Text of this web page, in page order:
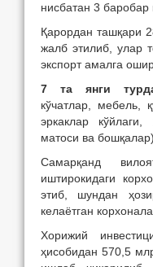
нисбатан 3 баробар
Қарордан ташқари
жалб этилиб, улар
экспорт амалга
7 та янги
кўчатлар, мебель,
эркаклар
матоси ва
Самарқанд
иштирокидаги
этиб, шундан
келаётган
Хорижий
ҳисобидан 570,5